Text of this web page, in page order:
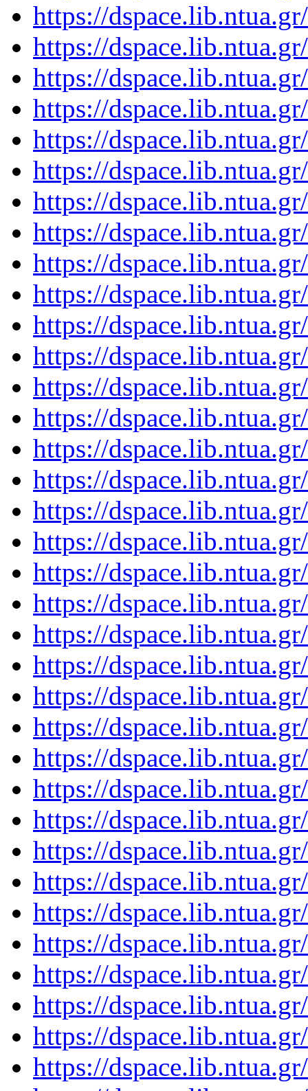
https://
https://
https://
https://
https://
https://
https://
https://
https://
https://
https://
https://
https://
https://
https://
https://
https://
https://
https://
https://
https://
https://
https://
https://
https://
https://
https://
https://
https://
https://
https://
https://
https://
https://
https://